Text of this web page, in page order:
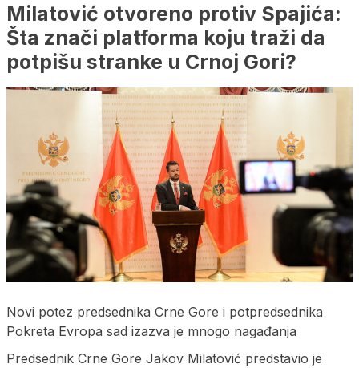
Milatović otvoreno protiv Spajića:
Šta znači platforma koju traži da
potpišu stranke u Crnoj Gori?
Novi potez predsednika Crne Gore i potpredsednika
Pokreta Evropa sad izazva je mnogo nagađanja
Predsednik Crne Gore Jakov Milatović predstavio je